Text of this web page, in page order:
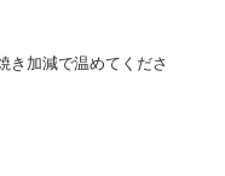
き加減で温めてくださ